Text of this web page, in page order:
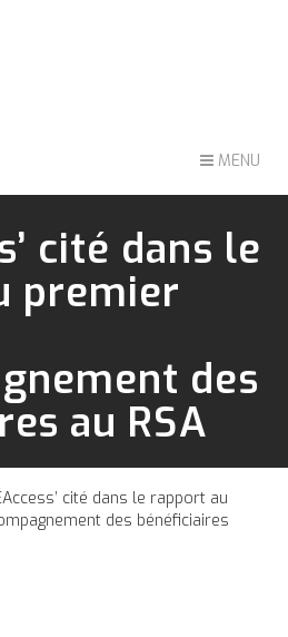
MENU
cité dans le
premier
des
au RSA
cité dans le rapport au
des bénéficiaires